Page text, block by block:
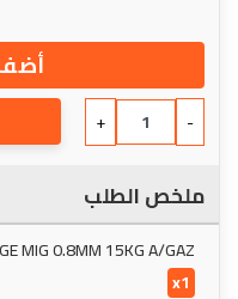
-
+
ملخص الطلب
MIG 0.8MM 15KG A/GAZ
x1